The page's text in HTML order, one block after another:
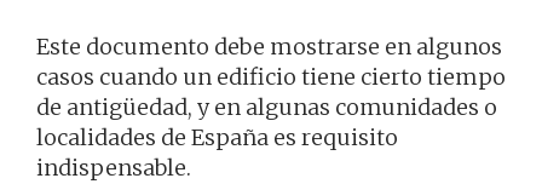
Este documento debe mostrarse en algunos
casos cuando un edificio tiene cierto tiempo
de antigüedad, y en algunas comunidades o
localidades de España es requisito
indispensable.